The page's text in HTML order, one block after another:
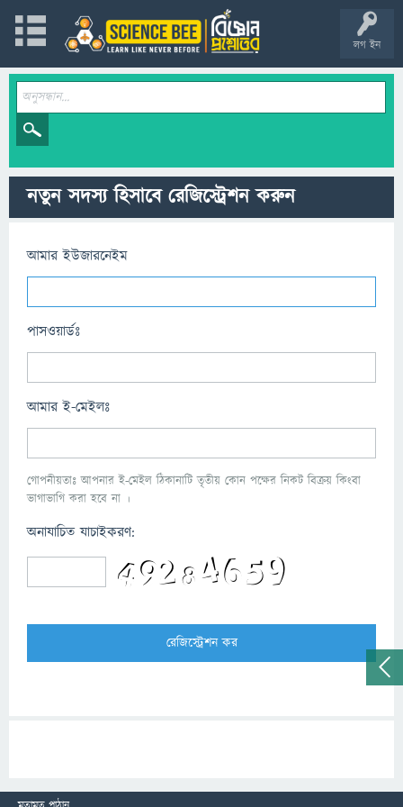
লগ ইন
নতুন সদস্য হিসাবে রেজিস্ট্রেশন করুন
আমার ইউজারনেইম
পাসওয়ার্ডঃ
আমার ই-মেইলঃ
গোপনীয়তাঃ আপনার ই-মেইল ঠিকানাটি তৃতীয় কোন পক্ষের নিকট বিক্রয় কিংবা
ভাগাভাগি করা হবে না ।
অনাযাচিত যাচাইকরণ: